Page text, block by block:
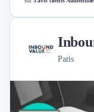
Paris